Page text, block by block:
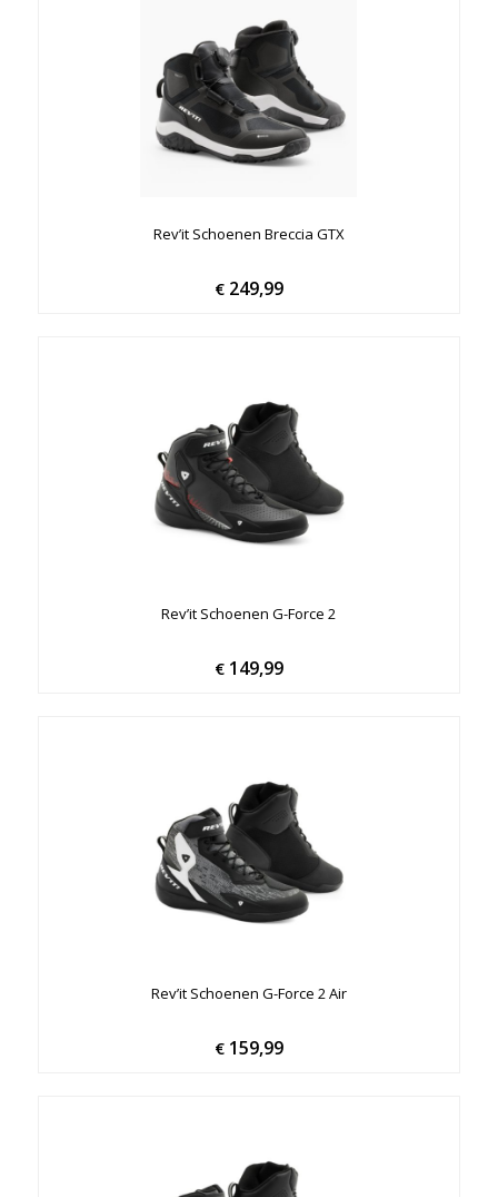
Rev’it Schoenen Breccia GTX
€249,99
Rev’it Schoenen G-Force 2
€149,99
Rev’it Schoenen G-Force 2 Air
€159,99